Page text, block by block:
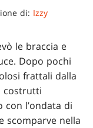
di: Izzy
le braccia e
Dopo pochi
frattali dalla
costrutti
l’ondata di
scomparve nella